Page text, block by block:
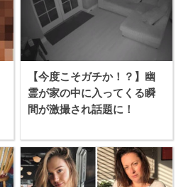
【今度こそガチか！？】幽
霊が家の中に入ってくる瞬
間が激撮され話題に！